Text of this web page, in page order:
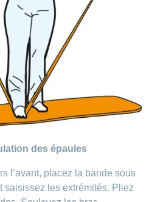
des épaules
l’avant, placez la bande sous
saisissez les extrémités. Pliez